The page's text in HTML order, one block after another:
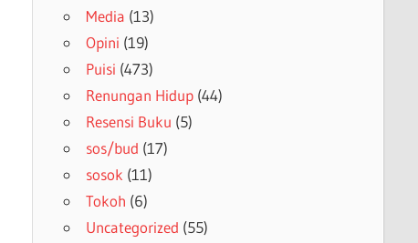
Media (13)
Opini (19)
Puisi (473)
Renungan Hidup(44)
Resensi Buku (5)
sos/bud (17)
sosok (11)
Tokoh (6)
Uncategorized (55)